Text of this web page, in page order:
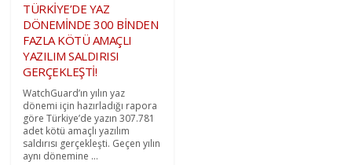
TÜRKİYE’DE YAZ
DÖNEMİNDE 300 BİNDEN
FAZLA KÖTÜ AMAÇLI
YAZILIM SALDIRISI
GERÇEKLEŞTİ!
WatchGuard’ın yılın yaz
dönemi için hazırladığı rapora
göre Türkiye’de yazın 307.781
adet kötü amaçlı yazılım
saldırısı gerçekleşti. Geçen yılın
aynı dönemine ...